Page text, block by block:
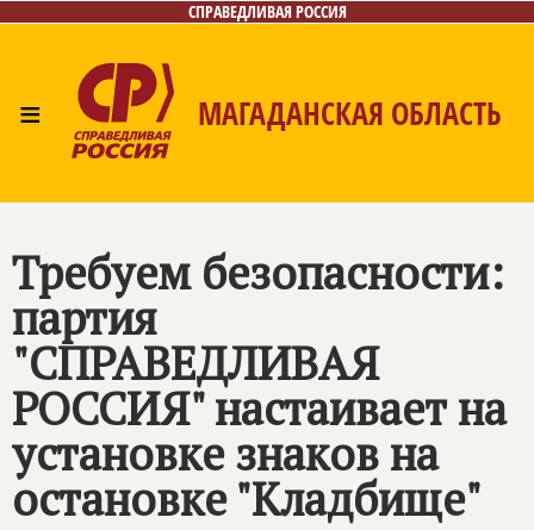
СПРАВЕДЛИВАЯ РОССИЯ
≡ МАГАДАНСКАЯ ОБЛАСТЬ
Контакты
Требуем безопасности:
партия
"СПРАВЕДЛИВАЯ
РОССИЯ" настаивает на
установке знаков на
остановке "Кладбище"